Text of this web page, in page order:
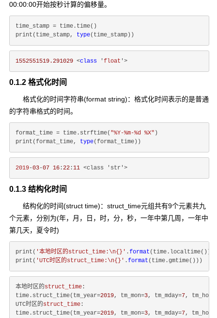
00:00:00开始按秒计算的偏移量。
time_stamp = time.time()
print(time_stamp, type
1552551519.291029 <class 'float '>
0.1.2 格式化时间
格式化的时间字符串(format string)：格式化时间表示的是普通
的字符串格式的时间。
format_time = time.strftime( "%Y-%m-%d %X" )
print(format_time, type
2019-03-07 16 :22 :11
0.1.3 结构化时间
结构化的时间(struct time)：struct_time元组共有9个元素共九
个元素，分别为(年，月，日，时，分，秒，一年中第几周，一年中
第几天，夏令时)
print( '本地时区的struct_time:\n{}' .format (time.localtime()))
print( 'UTC时区的struct_time:\n{}' .format
本地时区的struct_time :
time.struct_time(tm_year=2019, tm_mon=3, tm_mday=7,
UTC时区的struct_time :
time.struct_time(tm_year=2019, tm_mon=3, tm_mday=7,